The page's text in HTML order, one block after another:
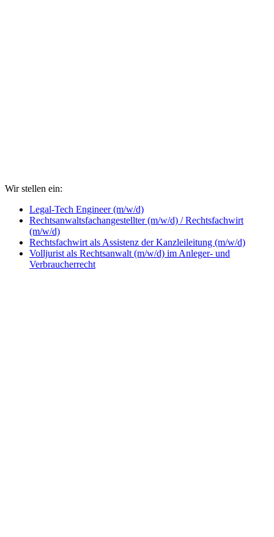
Wir stellen ein:
Legal-Tech Engineer (m/w/d)
Rechtsanwaltsfachangestellter (m/w/d) / Rechtsfachwirt
(m/w/d)
Rechtsfachwirt als Assistenz der Kanzleileitung (m/w/d)
Volljurist als Rechtsanwalt (m/w/d) im Anleger- und
Verbraucherrecht